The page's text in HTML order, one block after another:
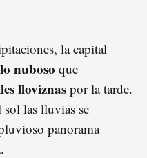
la capital
nuboso que
lloviznas por la tarde.
sol las lluvias se
panorama